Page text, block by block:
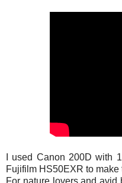
I used Canon 200D with
Fujifilm HS50EXR to